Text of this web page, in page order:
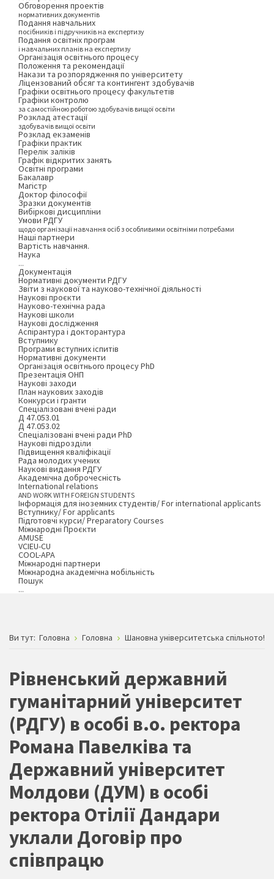
Обговорення проектів
нормативних документів
Подання навчальних
посібників і підручників на експертизу
Подання освітніх програм
і навчальних планів на експертизу
Організація освітнього процесу
Положення та рекомендації
Накази та розпорядження по університету
Ліцензований обсяг та контингент здобувачів
Графіки освітнього процесу факультетів
Графіки контролю
за самостійною роботою здобувачів вищої освіти
Розклад атестації
здобувачів вищої освіти
Розклад екзаменів
Графіки практик
Перелік заліків
Графік відкритих занять
Освітні програми
Бакалавр
Магістр
Доктор філософії
Зразки документів
Вибіркові дисципліни
Умови РДГУ
щодо організації навчання осіб з особливими освітніми потребами
Наші партнери
Вартість навчання.
Наука
...
Документація
Нормативні документи РДГУ
Звіти з наукової та науково-технічної діяльності
Наукові проєкти
Науково-технічна рада
Наукові школи
Наукові дослідження
Аспірантура і докторантура
Вступнику
Програми вступних іспитів
Нормативні документи
Організація освітнього процесу PhD
Презентація ОНП
Наукові заходи
План наукових заходів
Конкурси і гранти
Спеціалізовані вчені ради
Д 47.053.01
Д 47.053.02
Спеціалізовані вчені ради PhD
Наукові підрозділи
Підвищення кваліфікації
Рада молодих учених
Наукові видання РДГУ
Академічна доброчесність
International relations
AND WORK WITH FOREIGN STUDENTS
Інформація для іноземних студентів/ For international applicants
Вступнику/ For applicants
Підготовчі курси/ Preparatory Courses
Міжнародні Проєкти
AMUSE
VCIEU-CU
COOL-APA
Міжнародні партнери
Міжнародна академічна мобільність
Пошук
...
Ви тут: Головна Головна Шановна університетська спільното!
Рівненський державний
гуманітарний університет
(РДГУ) в особі в.о. ректора
Романа Павелківа та
Державний університет
Молдови (ДУМ) в особі
ректора Отілії Дандари
уклали Договір про
співпрацю